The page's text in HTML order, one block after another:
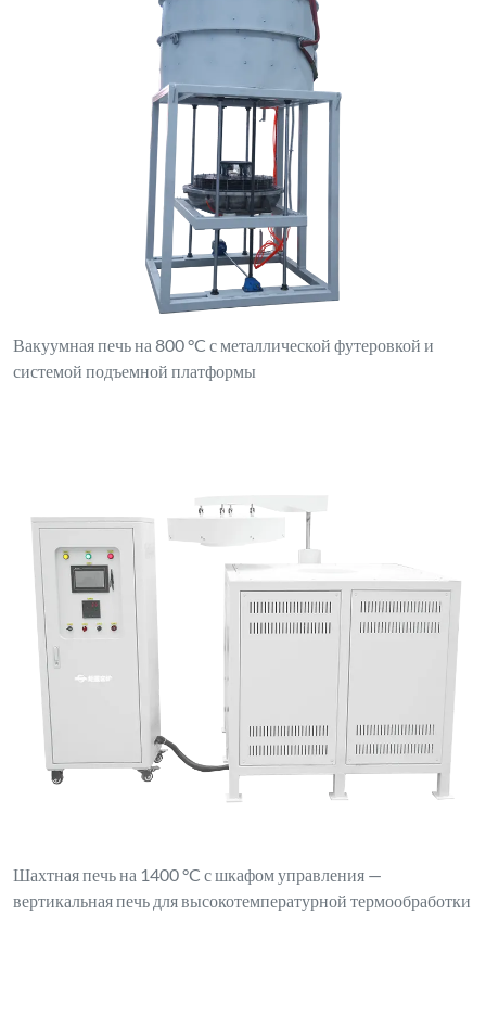
Вакуумная печь на 800 °C с металлической футеровкой и
системой подъемной платформы
Шахтная печь на 1400 °C с шкафом управления —
вертикальная печь для высокотемпературной термообработки